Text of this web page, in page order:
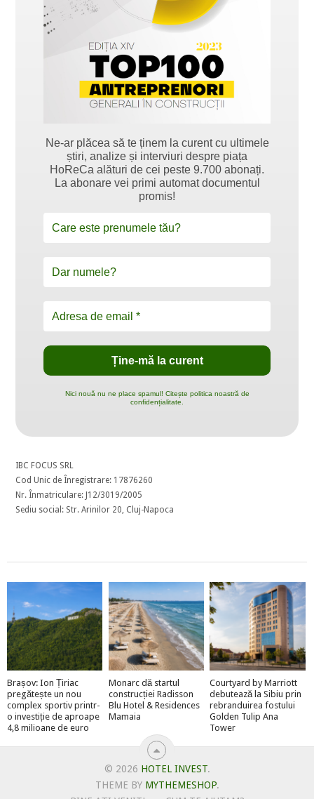
Ne-ar plăcea să te ținem la curent cu ultimele
știri, analize și interviuri despre piața
HoReCa alături de cei peste 9.700 abonați.
La abonare vei primi automat documentul
promis!
Nici nouă nu ne place spamul! Citește politica noastră de
confidențialitate.
IBC FOCUS SRL
Cod Unic de Înregistrare: 17876260
Nr. Înmatriculare: J12/3019/2005
Sediu social: Str. Arinilor 20, Cluj-Napoca
Brașov: Ion Țiriac
pregătește un nou
complex sportiv printr-
o investiție de aproape
4,8 milioane de euro
Monarc dă startul
construcției Radisson
Blu Hotel & Residences
Mamaia
Courtyard by Marriott
debutează la Sibiu prin
rebranduirea fostului
Golden Tulip Ana
Tower
© 2026 HOTEL INVEST.
THEME BY MYTHEMESHOP.